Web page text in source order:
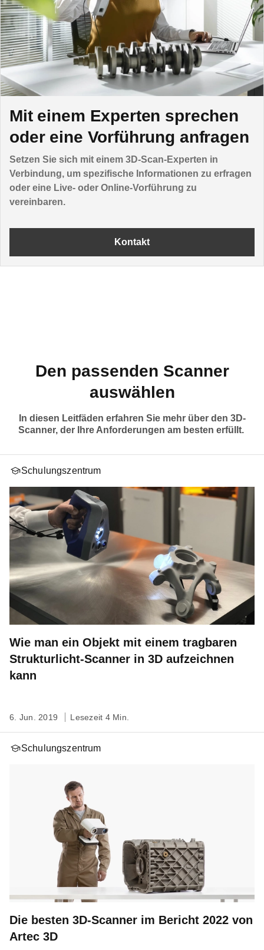
Mit einem Experten sprechen
oder eine Vorführung anfragen
Setzen Sie sich mit einem 3D-Scan-Experten in
Verbindung, um spezifische Informationen zu erfragen
oder eine Live- oder Online-Vorführung zu
vereinbaren.
Kontakt
Den passenden Scanner
auswählen
In diesen Leitfäden erfahren Sie mehr über den 3D-
Scanner, der Ihre Anforderungen am besten erfüllt.
Schulungszentrum
Wie man ein Objekt mit einem tragbaren
Strukturlicht-Scanner in 3D aufzeichnen
kann
6. Jun. 2019 Lesezeit 4 Min.
Schulungszentrum
Die besten 3D-Scanner im Bericht 2022 von
Artec 3D